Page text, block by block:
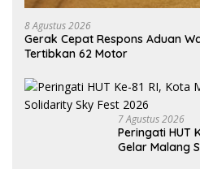
8 Agustus 2026
Gerak Cepat Respons Aduan
Tertibkan 62 Motor
7 Agustus 2026
Peringati HUT
Gelar Malang